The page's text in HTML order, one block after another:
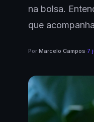
na bolsa.
que
Por Marcelo Campos·7